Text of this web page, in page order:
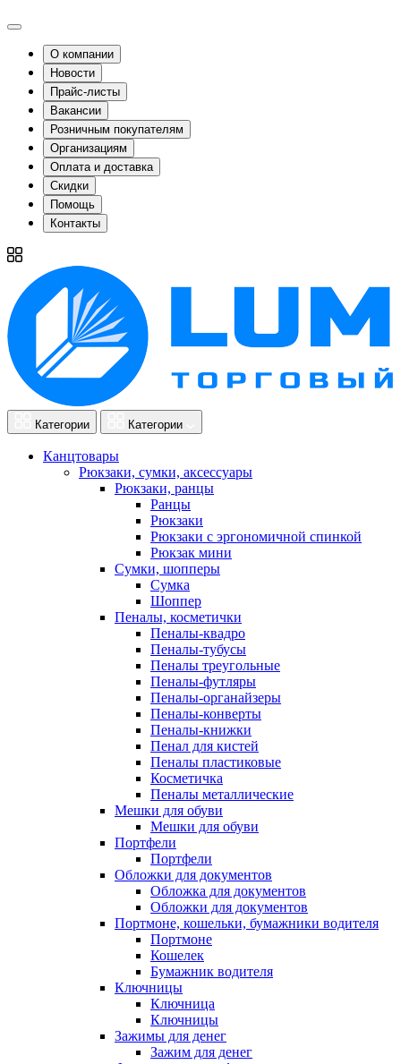
О компании
Новости
Прайс-листы
Вакансии
Розничным покупателям
Организациям
Оплата и доставка
Скидки
Помощь
Контакты
Категории Категории
Канцтовары
Рюкзаки, сумки, аксессуары
Рюкзаки, ранцы
Ранцы
Рюкзаки
Рюкзаки с эргономичной спинкой
Рюкзак мини
Сумки, шопперы
Сумка
Шоппер
Пеналы, косметички
Пеналы-квадро
Пеналы-тубусы
Пеналы треугольные
Пеналы-футляры
Пеналы-органайзеры
Пеналы-конверты
Пеналы-книжки
Пенал для кистей
Пеналы пластиковые
Косметичка
Пеналы металлические
Мешки для обуви
Мешки для обуви
Портфели
Портфели
Обложки для документов
Обложка для документов
Обложки для документов
Портмоне, кошельки, бумажники водителя
Портмоне
Кошелек
Бумажник водителя
Ключницы
Ключница
Ключницы
Зажимы для денег
Зажим для денег